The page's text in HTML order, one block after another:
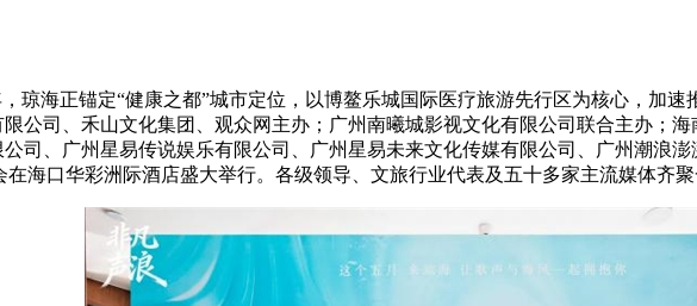
海正锚定“健康之都”城市定位，以博鳌乐城国际医疗旅游先行区为核心，加速
公司、禾山文化集团、观众网主办；广州南曦城影视文化有限公司联合主办；
司、广州星易传说娱乐有限公司、广州星易未来文化传媒有限公司、广州潮浪
在海口华彩洲际酒店盛大举行。各级领导、文旅行业代表及五十多家主流媒体齐